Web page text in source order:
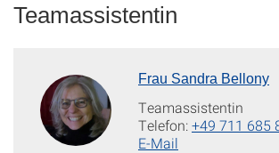
Teamassistentin
Frau Sandra Bellony
Teamassistentin
Telefon:+49 711 685
E-Mail